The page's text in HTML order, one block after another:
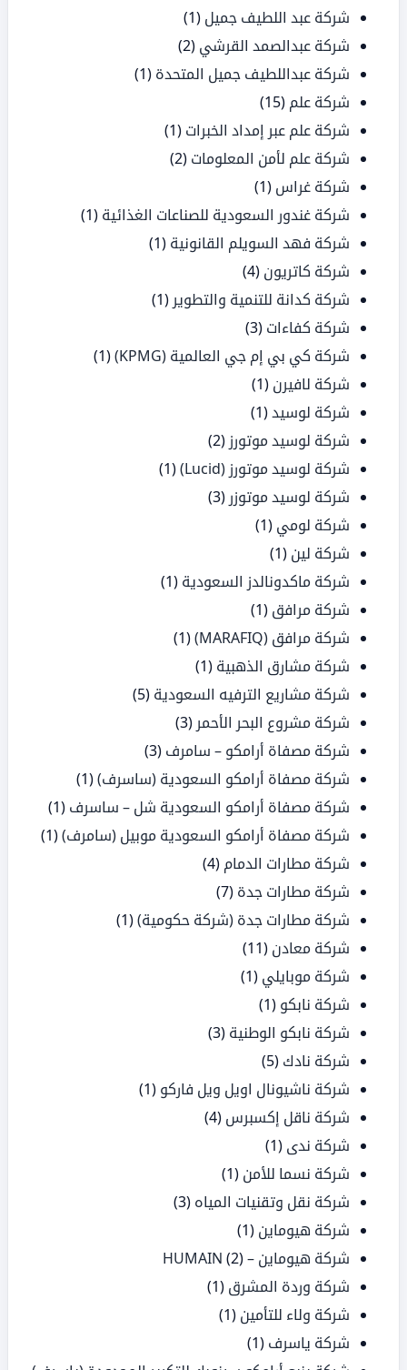
شركة عبد اللطيف جميل (1)
شركة عبدالصمد القرشي (2)
شركة عبداللطيف جميل المتحدة (1)
شركة علم (15)
شركة علم عبر إمداد الخبرات (1)
شركة علم لأمن المعلومات (2)
شركة غراس (1)
شركة غندور السعودية للصناعات الغذائية (1)
شركة فهد السويلم القانونية (1)
شركة كاتريون (4)
شركة كدانة للتنمية والتطوير (1)
شركة كفاءات (3)
شركة كي بي إم جي العالمية (KPMG)
(1)
شركة لافيرن (1)
شركة لوسيد(1)
شركة لوسيد موتورز (2)
شركة لوسيد موتورز (Lucid)
(1)
شركة لوسيد موتوزر (3)
شركة لومي (1)
شركة لين (1)
شركة ماكدونالدز السعودية (1)
شركة مرافق (1)
شركة مرافق (MARAFIQ)
(1)
شركة مشارق الذهبية (1)
شركة مشاريع الترفيه السعودية (5)
شركة مشروع البحر الأحمر (3)
شركة مصفاة أرامكو – سامرف (3)
شركة مصفاة أرامكو السعودية (ساسرف)(1)
شركة مصفاة أرامكو السعودية شل – ساسرف (1)
شركة مصفاة أرامكو السعودية موبيل (سامرف)(1)
شركة مطارات الدمام (4)
شركة مطارات جدة (7)
شركة مطارات جدة (شركة حكومية)(1)
شركة معادن (11)
شركة موبايلي (1)
شركة نابكو (1)
شركة نابكو الوطنية (3)
شركة نادك (5)
شركة ناشيونال اويل ويل فاركو (1)
شركة ناقل إكسبرس (4)
شركة ندى (1)
شركة نسما للأمن (1)
شركة نقل وتقنيات المياه (3)
شركة هيوماين (1)
شركة هيوماين – HUMAIN(2)
شركة وردة المشرق (1)
شركة ولاء للتأمين (1)
شركة ياسرف (1)